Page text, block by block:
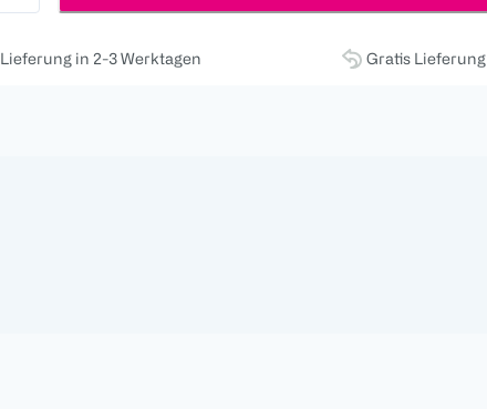
Lieferung in 2-3 Werktagen Gratis